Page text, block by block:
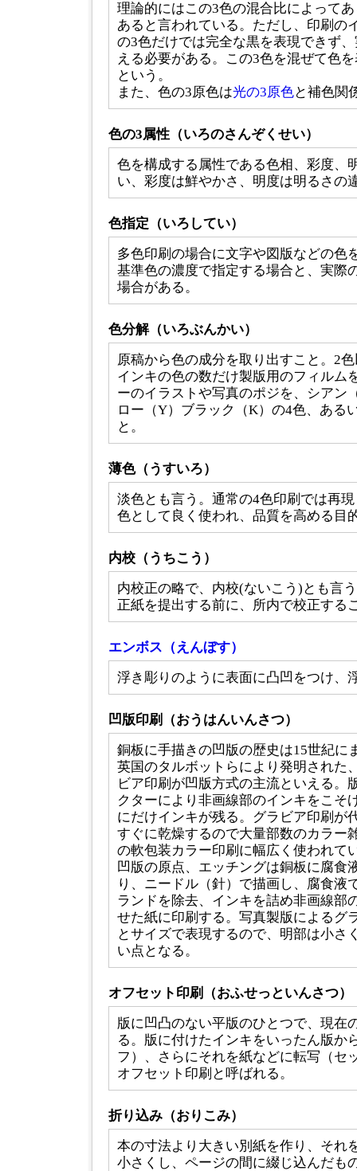
理論的にはこの3色の混合比によって
あると言われている。ただし、印刷の
の3色だけでは完全な黒を表現できず
える必要がある。この3色を混ぜて色
という。
また、色の3原色は光の3原色と補色関
色の3属性（いろのさんぞくせい）
色を構成する属性である色相、彩度、
い、彩度は鮮やかさ、明度は明るさの
色指定（いろしてい）
多色印刷の場合に文字や図版などの色
基準色の濃度で指定する場合と、実際
場合がある。
色分解（いろぶんかい）
原稿から色の成分を取り出すこと。2
インキの色の数だけ製版用のフィルム
ーのイラストや写真のポジを、シアン
ロー（Y）ブラック（K）の4色、ある
と。
薄色（うすいろ）
淡色とも言う。通常の4色印刷では再
色として良く使われ、品質を高める目
内校（うちこう）
内校正の略で、内校(ないこう)とも言
正紙を提出する前に、所内で校正する
エンボス（えんぼす）
浮き彫りのように表面に凸凹をつけ、
凹版印刷（おうはんいんさつ）
銅板に手描きの凹版の歴史は15世紀に
英国のタルボットらにより発明された
ビア印刷が凹版方式の主流といえる。
クターにより非画線部のインキをこそ
にだけインキが残る。グラビア印刷が
すぐに乾燥するので大量部数のカラー
の軟包装カラー印刷に幅広く使われて
凹版の原点、エッチングは銅板に腐食
り、ニードル（針）で描画し、腐食液
ランドを除去、インキを詰め非画線部
せた紙に印刷する。写真製版によるグ
とサイズで表現するので、明部は小さ
い点となる。
オフセット印刷（おふせっといんさつ）
版に凹凸のない平版のひとつで、現在
る。版に付けたインキをいったん版か
フ）、さらにそれを紙などに転写（セ
オフセット印刷と呼ばれる。
折り込み（おりこみ）
本の寸法より大きい別紙を作り、それ
小さくし、ページの間に綴じ込んだも